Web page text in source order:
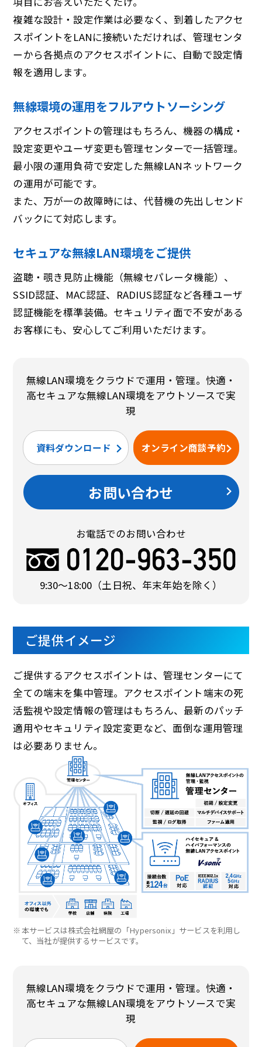
複雑な設計・設定作業は必要なく、到着したアクセ
スポイントをLANに接続いただければ、管理センタ
ーから各拠点のアクセスポイントに、自動で設定情
報を適用します。
無線環境の運用をフルアウトソーシング
アクセスポイントの管理はもちろん、機器の構成・
設定変更やユーザ変更も管理センターで一括管理。
最小限の運用負荷で安定した無線LANネットワーク
の運用が可能です。
また、万が一の故障時には、代替機の先出しセンド
バックにて対応します。
セキュアな無線LAN環境をご提供
盗聴・覗き見防止機能（無線セパレータ機能）、
SSID認証、MAC認証、RADIUS認証など各種ユーザ
認証機能を標準装備。セキュリティ面で不安がある
お客様にも、安心してご利用いただけます。
無線LAN環境をクラウドで運用・管理。快適・
高セキュアな無線LAN環境をアウトソースで実
現
資料ダウンロード オンライン商談予約
お問い合わせ
お電話でのお問い合わせ
9:30〜18:00 （土日祝、年末年始を除く）
ご提供イメージ
ご提供するアクセスポイントは、管理センターにて
全ての端末を集中管理。アクセスポイント端末の死
活監視や設定情報の管理はもちろん、最新のパッチ
適用やセキュリティ設定変更など、面倒な運用管理
は必要ありません。
※ 本サービスは株式会社網屋の「Hypersonix」サービスを利用し
て、当社が提供するサービスです。
無線LAN環境をクラウドで運用・管理。快適・
高セキュアな無線LAN環境をアウトソースで実
現